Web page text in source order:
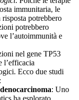
immunitaria, le
potrebbero
potrebbero
l’autoimmunità e
nel gene TP53
l’efficacia
Ecco due studi
: Uno
ha esplorato